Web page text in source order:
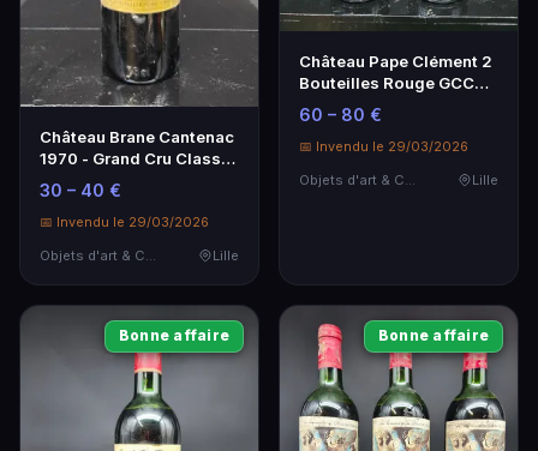
Château Brane Cantenac
1970 - Grand Cru Classé
Margaux
30 – 40 €
📅 Invendu le 29/03/2026
Lille
Château Pape Clément 2
Bouteilles Rouge GCC
Graves 2015
60 – 80 €
📅 Invendu le 29/03/2026
Lille
Bonne affaire Bonne affaire